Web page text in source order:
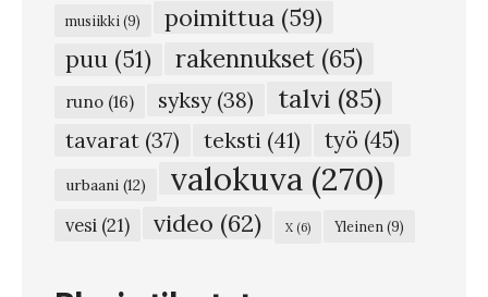
musiikki (9) poimittua (59)
puu (51) rakennukset (65)
runo (16) syksy(38) talvi (85)
tavarat (37) teksti (41) työ (45)
urbaani (12) valokuva (270)
vesi (21) video (62) X (6) Yleinen (9)